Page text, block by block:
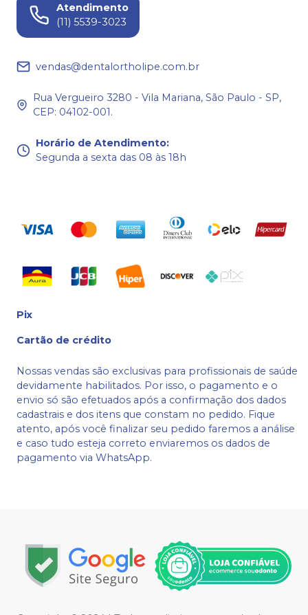
Atendimento
(11) 5539-3023
vendas@dentalortholipe.com.br
Rua Vergueiro 3280 - Vila Mariana, São Paulo - SP,
CEP: 04102-001.
Horário de Atendimento:
Segunda a sexta das 08 às 18h
Pix
Cartão de crédito
Nossas vendas são exclusivas para profissionais de saúde
devidamente habilitados. Por isso, o pagamento e o
envio só são efetuados após a confirmação dos dados
cadastrais e dos itens que constam no pedido. Fique
atento, após você finalizar seu pedido faremos a análise
e caso tudo esteja correto enviaremos os dados de
pagamento via WhatsApp.